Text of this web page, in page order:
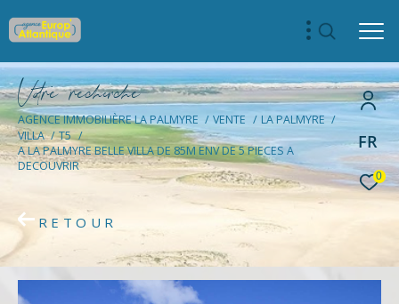
FR
0
Vore recece
AGENCE IMMOBILIÈRE LA PALMYRE VENTE
LA PALMYRE
VILLA
T5
A LA PALMYRE BELLE VILLA DE 85M ENV DE 5 PIECES A
DECOUVRIR
RETOUR